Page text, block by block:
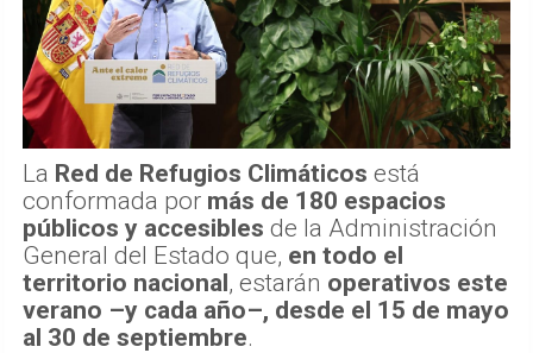
La Red de Refugios Climáticos está
conformada por más de 180 espacios
públicos y accesibles de la Administración
General del Estado que, en todo el
territorio nacional, estarán operativos este
verano –y cada año–, desde el 15 de mayo
al 30 de septiembre.